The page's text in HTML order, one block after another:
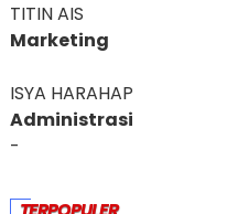
TITIN AIS
Marketing
ISYA HARAHAP
Administrasi
-